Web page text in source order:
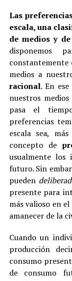
Las
escala, una
de medios y
disponemos
constantemente
medios a
racional. En
nuestros
pasa el
preferencias
escala sea,
concepto de
usualmente los
futuro. Sin
pueden
presente para
más valioso en
amanecer de la
Cuando un
producción
consumo
de consumo